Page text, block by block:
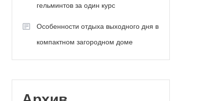
гельминтов за один курс
Особенности отдыха выходного дня в
компактном загородном доме